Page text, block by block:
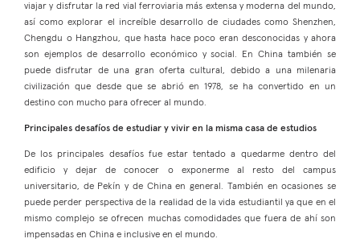
viajar y disfrutar la red vial ferroviaria más extensa y moderna del mundo,
así como explorar el increíble desarrollo de ciudades como Shenzhen,
Chengdu o Hangzhou, que hasta hace poco eran desconocidas y ahora
son ejemplos de desarrollo económico y social. En China también se
puede disfrutar de una gran oferta cultural, debido a una milenaria
civilización que desde que se abrió en 1978, se ha convertido en un
destino con mucho para ofrecer al mundo.
Principales desafíos de estudiar y vivir en la misma casa de estudios
De los principales desafíos fue estar tentado a quedarme dentro del
edificio y dejar de conocer o exponerme al resto del campus
universitario, de Pekín y de China en general. También en ocasiones se
puede perder perspectiva de la realidad de la vida estudiantil ya que en el
mismo complejo se ofrecen muchas comodidades que fuera de ahí son
impensadas en China e inclusive en el mundo.